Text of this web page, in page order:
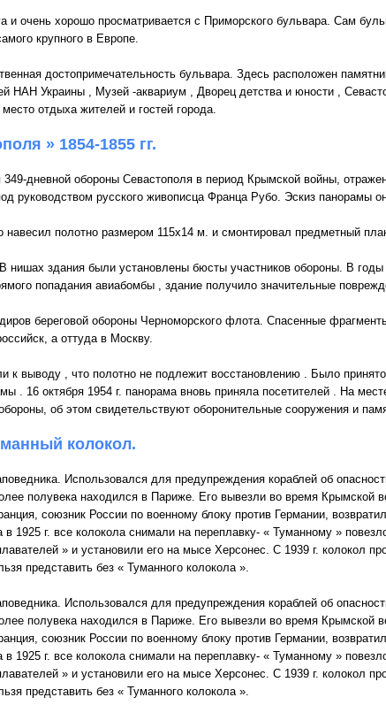
и очень хорошо просматривается с Приморского бульвара. Сам
крупного в Европе.
достопримечательность бульвара. Здесь расположен
НАН Украины , Музей -аквариум , Дворец детства и юности ,
отдыха жителей и гостей города.
» 1854-1855 гг.
дневной обороны Севастополя в период Крымской войны,
руководством русского живописца Франца Рубо. Эскиз панорамы
полотно размером 115х14 м. и смонтировал предметный
нишах здания были установлены бюсты участников обороны. В
попадания авиабомбы , здание получило значительные
береговой обороны Черноморского флота. Спасенные
а оттуда в Москву.
к выводу , что полотно не подлежит восстановлению . Было
. 16 октября 1954 г. панорама вновь приняла посетителей . На
об этом свидетельствуют оборонительные сооружения и
колокол.
Использовался для предупреждения кораблей об
полувека находился в Париже. Его вывезли во время Крымской
союзник России по военному блоку против Германии,
1925 г. все колокола снимали на переплавку- « Туманному »
» и установили его на мысе Херсонес. С 1939 г. колокол
представить без « Туманного колокола ».
Использовался для предупреждения кораблей об
полувека находился в Париже. Его вывезли во время Крымской
союзник России по военному блоку против Германии,
1925 г. все колокола снимали на переплавку- « Туманному »
» и установили его на мысе Херсонес. С 1939 г. колокол
представить без « Туманного колокола ».